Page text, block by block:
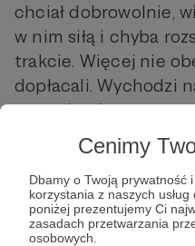
Cenimy
Dbamy o Twoją prywatność
korzystania z naszych
poniżej prezentujemy Ci
zasadach przetwarzania
osobowych.
chciał dobrowolnie,
w nim siłą i chyba
trakcie. Więcej nie
dopłacali. Wychodzi
normalny. I tu mam